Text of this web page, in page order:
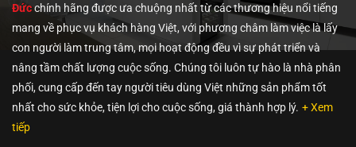
Đứcchính hãng được ưa chuộng nhất từ các thương hiệu nổi tiếng
mang về phục vụ khách hàng Việt, với phương châm làm việc là lấy
con người làm trung tâm, mọi hoạt động đều vì sự phát triển và
nâng tầm chất lượng cuộc sống. Chúng tôi luôn tự hào là nhà phân
phối, cung cấp đến tay người tiêu dùng Việt những sản phẩm tốt
nhất cho sức khỏe, tiện lợi cho cuộc sống, giá thành hợp lý. + Xem
tiếp